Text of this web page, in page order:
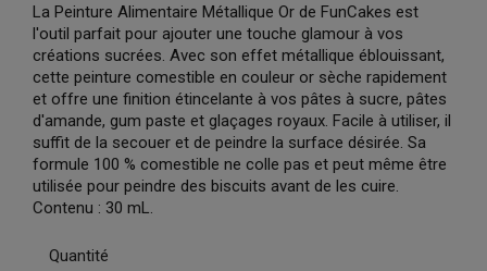
La Peinture Alimentaire Métallique Or de FunCakes est
l'outil parfait pour ajouter une touche glamour à vos
créations sucrées. Avec son effet métallique éblouissant,
cette peinture comestible en couleur or sèche rapidement
et offre une finition étincelante à vos pâtes à sucre, pâtes
d'amande, gum paste et glaçages royaux. Facile à utiliser, il
suffit de la secouer et de peindre la surface désirée. Sa
formule 100 % comestible ne colle pas et peut même être
utilisée pour peindre des biscuits avant de les cuire.
Contenu : 30 mL.
Quantité